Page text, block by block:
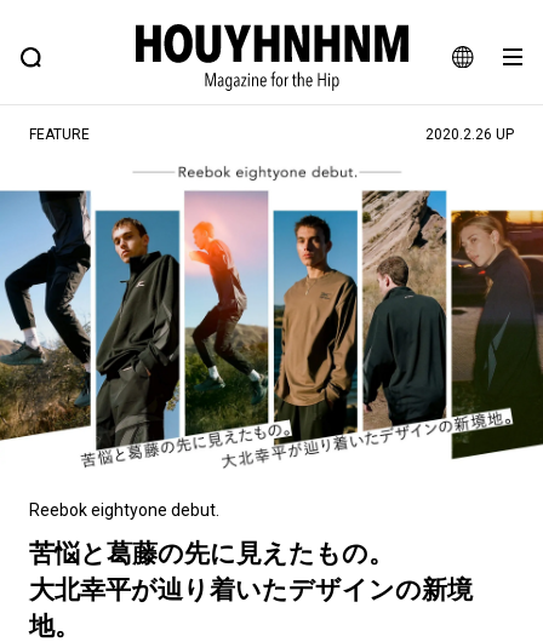
JA
EN
FEATURE BLOG SNAP
ヒップなファッション、カルチャー、ライフスタイルWEBマガジン
#注目のタグ
#SHOPPING ADDICT #憧れの逸品
#ESSENTIAL DESIGNS #古着サミット
#NEW VINTAGE #マイナーグッド図鑑
#路地裏てぃーん。 #MONTHLY JOURNAL
#GH 銘品の所以 #フイナムのYouTube
#Commune H #FOCUS IT
#ととけん #FASHION
#LIFESTYLE #SNEAKER #OUTDOOR
#SPORTS #HANDSOME HANDBOOK
FEATURE 2020.2.26 UP
Reebok eightyone debut.
苦悩と葛藤の先に見えたもの。
大北幸平が辿り着いたデザインの新境
地。